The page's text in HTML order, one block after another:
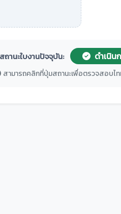
สถานะใบงานปัจจุบัน: ดำเนิน
สามารถคลิกที่ปุ่มสถานะเพื่อตรวจสอบไท